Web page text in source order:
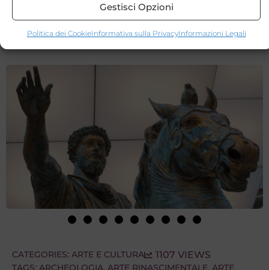
Gestisci Opzioni
Politica dei CookieInformativa sulla PrivacyInformazioni Legali
CATEGORIES: ARTE E CULTURA 1107 VIEWS
TAGS: ARCHEOLOGIA, ARTE RINASCIMENTALE, ARTE